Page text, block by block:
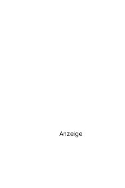
Anzeige